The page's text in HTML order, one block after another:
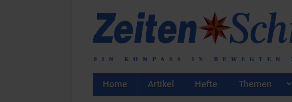
Home Artikel Hefte Themen